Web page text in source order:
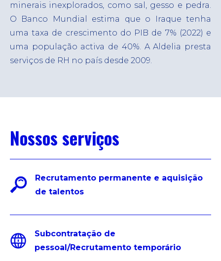
minerais inexplorados, como sal, gesso e pedra.
O Banco Mundial estima que o Iraque tenha
uma taxa de crescimento do PIB de 7% (2022) e
uma população activa de 40%. A Aldelia presta
serviços de RH no país desde 2009.
Nossos serviços
Recrutamento permanente e aquisição
de talentos
Subcontratação de
pessoal/Recrutamento temporário